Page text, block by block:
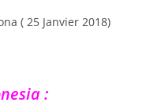
( 25 Janvier 2018)
: